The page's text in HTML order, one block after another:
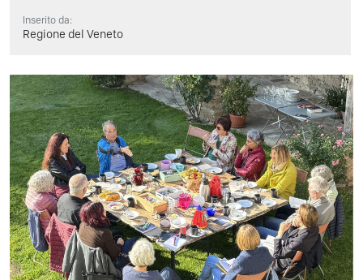
Inserito da:
Regione del Veneto
Previous Next